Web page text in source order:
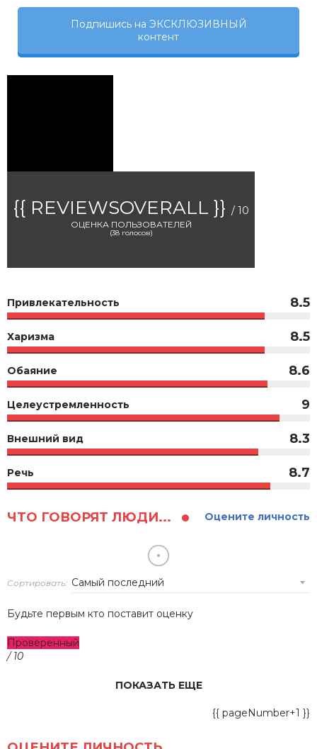
Подпишись на ЭКСКЛЮЗИВНЫЙ
контент
{{ REVIEWSOVERALL }} / 10
ОЦЕНКА ПОЛЬЗОВАТЕЛЕЙ
(38голосов)
Привлекательность 8.5
Харизма 8.5
Обаяние 8.6
Целеустремленность 9
Внешний вид 8.3
Речь 8.7
ЧТО ГОВОРЯТ ЛЮДИ... Оцените личность
Сортировать:
Будьте первым кто поставит оценку
Проверенный
/ 10
ПОКАЗАТЬ ЕЩЕ
{{ pageNumber+1 }}